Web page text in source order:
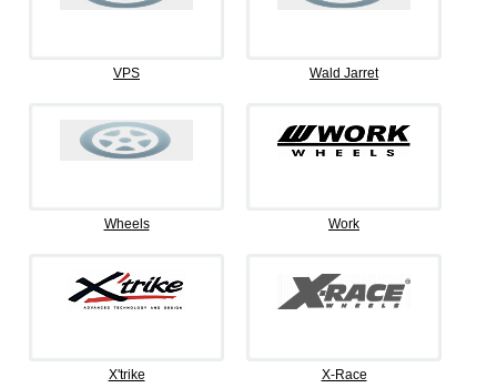
VPS Wald Jarret
Wheels Work
X'trike X-Race